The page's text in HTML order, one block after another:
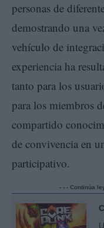
personas de
demostrando una
vehículo de
experiencia ha
tanto para los
para los miembros
compartido
de convivencia en
participativo.
- - - Continúa